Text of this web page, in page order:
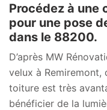
Procédez à une
pour une pose
dans le 88200.
D’après MW
velux à Remiremont,
toiture est très
bénéficier de la